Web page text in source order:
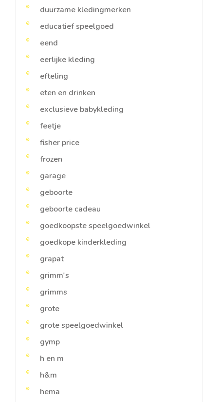
duurzame kledingmerken
educatief speelgoed
eend
eerlijke kleding
efteling
eten en drinken
exclusieve babykleding
feetje
fisher price
frozen
garage
geboorte
geboorte cadeau
goedkoopste speelgoedwinkel
goedkope kinderkleding
grapat
grimm's
grimms
grote
grote speelgoedwinkel
gymp
h en m
h&m
hema